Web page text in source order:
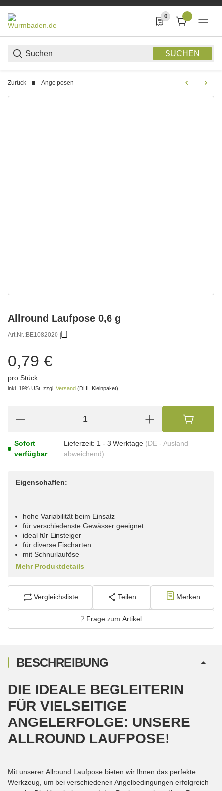
SUCHEN
0
0 Produkte in der
Zurück Angelposen
Allround Laufpose 0,6 g
Art.Nr.:BE1082020
0,79 €
pro Stück
inkl. 19% USt. zzgl. Versand (DHL Kleinpaket)
Sofort
verfügbar
Lieferzeit: 1 - 3 Werktage (DE - Ausland
abweichend)
Eigenschaften:
hohe Variabilität beim Einsatz
für verschiedenste Gewässer geeignet
ideal für Einsteiger
für diverse Fischarten
mit Schnurlauföse
Mehr Produktdetails
Vergleichsliste Teilen Merken
Frage zum Artikel
BESCHREIBUNG
DIE IDEALE BEGLEITERIN
FÜR VIELSEITIGE
ANGELERFOLGE: UNSERE
ALLROUND LAUFPOSE!
Mit unserer Allround Laufpose bieten wir Ihnen das perfekte
Werkzeug, um bei verschiedenen Angelbedingungen erfolgreich